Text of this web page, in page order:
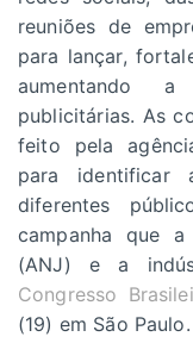
reuniões de
para lançar,
aumentando
publicitárias. As
feito pela
para identificar
diferentes
campanha que
(ANJ) e a
Congresso
(19) em São Paulo.